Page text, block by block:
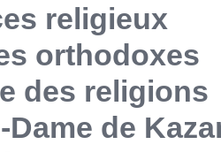
religieux
orthodoxes
des religions
Dame de